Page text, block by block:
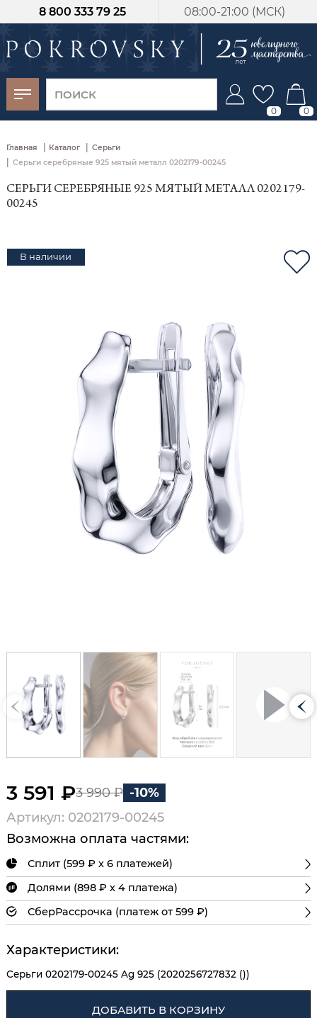
08:00-21:00 (МСК)
8 800 333 79 25
0 0
Главная | Каталог | Серьги
| Серьги серебряные 925 мятый металл 0202179-00245
СЕРЬГИ СЕРЕБРЯНЫЕ 925 МЯТЫЙ МЕТАЛЛ 0202179-
00245
В наличии
3 591 ₽3 990 ₽ -10%
Артикул: 0202179-00245
Возможна оплата частями:
Сплит (599 ₽ х 6 платежей)
Долями (898 ₽ х 4 платежа)
СберРассрочка (платеж от 599 ₽)
Характеристики:
Серьги 0202179-00245 Ag 925 (2020256727832 ())
ДОБАВИТЬ В КОРЗИНУ
-30%
от 15 дней с
момента оплаты